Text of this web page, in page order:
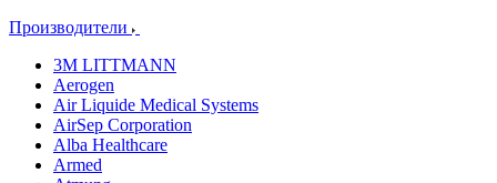
Производители
3M LITTMANN
Aerogen
Air Liquide Medical Systems
AirSep Corporation
Alba Healthcare
Armed